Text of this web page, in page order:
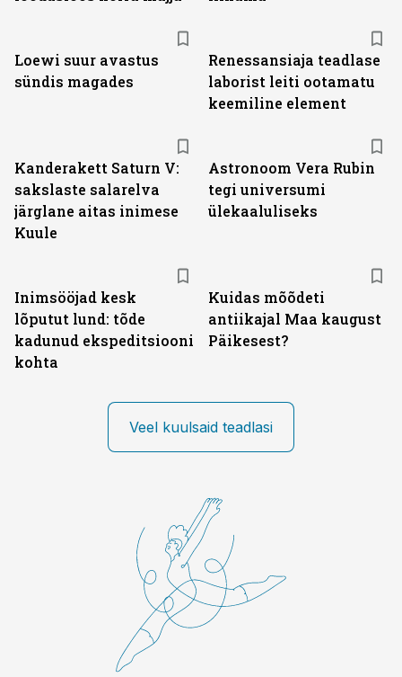
Loewi suur avastus
sündis magades
Renessansiaja teadlase
laborist leiti ootamatu
keemiline element
Kanderakett Saturn V:
sakslaste salarelva
järglane aitas inimese
Kuule
Astronoom Vera Rubin
tegi universumi
ülekaaluliseks
Inimsööjad kesk
lõputut lund: tõde
kadunud ekspeditsiooni
kohta
Kuidas mõõdeti
antiikajal Maa kaugust
Päikesest?
Veel kuulsaid teadlasi